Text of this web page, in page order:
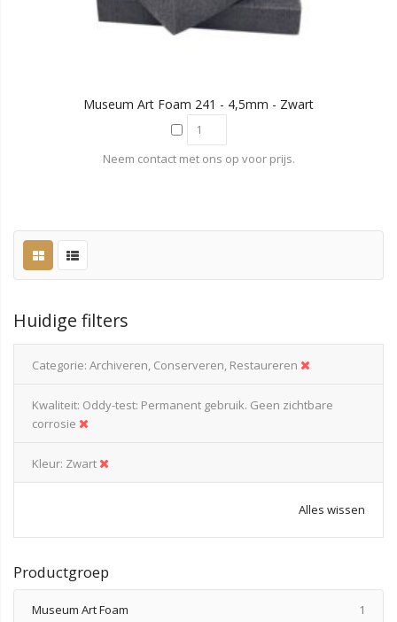
Museum Art Foam 241 - 4,5mm - Zwart
Neem contact met ons op voor prijs.
Huidige filters
Categorie Archiveren, Conserveren, Restaureren
Kwaliteit Oddy-test: Permanent gebruik. Geen zichtbare
corrosie
Kleur Zwart
Alles wissen
Productgroep
Museum Art Foam 1